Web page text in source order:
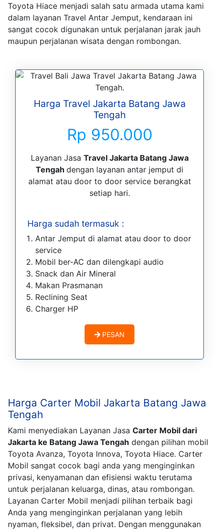
Toyota Hiace menjadi salah satu armada utama kami
dalam layanan Travel Antar Jemput, kendaraan ini
sangat cocok digunakan untuk perjalanan jarak jauh
maupun perjalanan wisata dengan rombongan.
Harga Travel Jakarta Batang Jawa
Tengah
Rp 950.000
Layanan Jasa Travel Jakarta Batang Jawa
Tengah dengan layanan antar jemput di
alamat atau door to door service berangkat
setiap hari.
Harga sudah termasuk :
Antar Jemput di alamat atau door to door
service
Mobil ber-AC dan dilengkapi audio
Snack dan Air Mineral
Makan Prasmanan
Reclining Seat
Charger HP
PESAN
Harga Carter Mobil Jakarta Batang Jawa
Tengah
Kami menyediakan Layanan Jasa Carter Mobil dari
Jakarta ke Batang Jawa Tengah dengan pilihan mobil
Toyota Avanza, Toyota Innova, Toyota Hiace. Carter
Mobil sangat cocok bagi anda yang menginginkan
privasi, kenyamanan dan efisiensi waktu terutama
untuk perjalanan keluarga, dinas, atau rombongan.
Layanan Carter Mobil menjadi pilihan terbaik bagi
Anda yang menginginkan perjalanan yang lebih
nyaman, fleksibel, dan privat. Dengan menggunakan